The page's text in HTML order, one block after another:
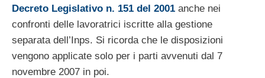
Decreto Legislativo n. 151 del 2001 anche nei
confronti delle lavoratrici iscritte alla gestione
separata dell’Inps. Si ricorda che le disposizioni
vengono applicate solo per i parti avvenuti dal 7
novembre 2007 in poi.